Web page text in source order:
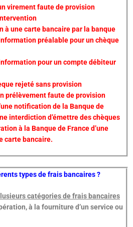
virement faute de provision
à une carte bancaire par la banque
préalable pour un chèque
pour un compte débiteur
rejeté sans provision
prélèvement faute de provision
notification de la Banque de
interdiction d’émettre des chèques
à la Banque de France d’une
carte bancaire.
types de frais bancaires ?
catégories de frais bancaires
à la fourniture d’un service ou